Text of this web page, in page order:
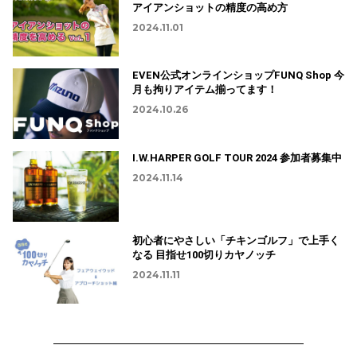
アイアンショットの精度の高め方
2024.11.01
EVEN公式オンラインショップFUNQ Shop 今
月も拘りアイテム揃ってます！
2024.10.26
I.W.HARPER GOLF TOUR 2024 参加者募集中
2024.11.14
初心者にやさしい「チキンゴルフ」で上手く
なる 目指せ100切りカヤノッチ
2024.11.11